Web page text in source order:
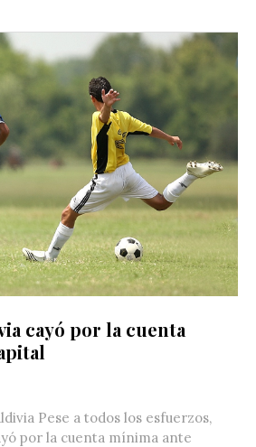
cayó por la cuenta
Pese a todos los esfuerzos,
por la cuenta mínima ante